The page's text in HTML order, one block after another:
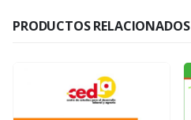
PRODUCTOS RELACIONADOS